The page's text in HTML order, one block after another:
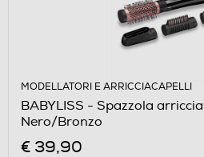
MODELLATORI E ARRICCIACAPELLI
BABYLISS - Spazzola
Nero/Bronzo
€ 39,90